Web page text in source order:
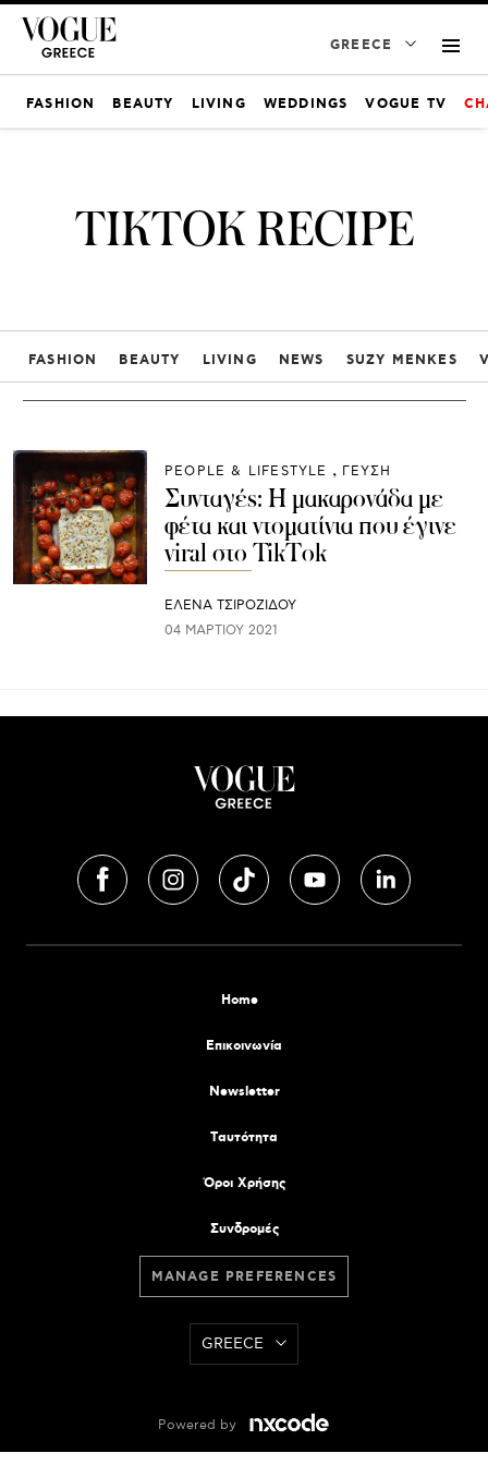
GREECE
FASHION BEAUTY LIVING WEDDINGS VOGUE TV
TIKTOK RECIPE
FASHION BEAUTY LIVING NEWS SUZY MENKES
PEOPLE & LIFESTYLE ΓΕΥΣΗ
Συνταγές: H μακαρονάδα με
φέτα και ντοματίνια που έγινε
viral στο TikTok
ΈΛΕΝΑ ΤΣΙΡΟΖΊΔΟΥ
04 ΜΑΡΤΊΟΥ 2021
Home
Επικοινωνία
Newsletter
Tαυτότητα
Όροι Χρήσης
Συνδρομές
MANAGE PREFERENCES
GREECE
Powered by